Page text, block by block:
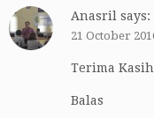
Anasril says:
21 October
Terima
Balas